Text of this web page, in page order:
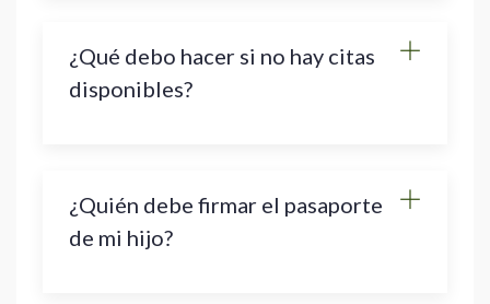
¿Qué debo hacer si no hay citas
disponibles?
¿Quién debe firmar el pasaporte
de mi hijo?